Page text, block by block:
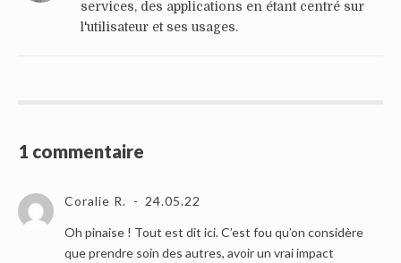
services, des applications en étant centré sur
l'utilisateur et ses usages.
1 commentaire
Coralie R. 24.05.22
Oh pinaise ! Tout est dit ici. C’est fou qu’on considère
que prendre soin des autres, avoir un vrai impact